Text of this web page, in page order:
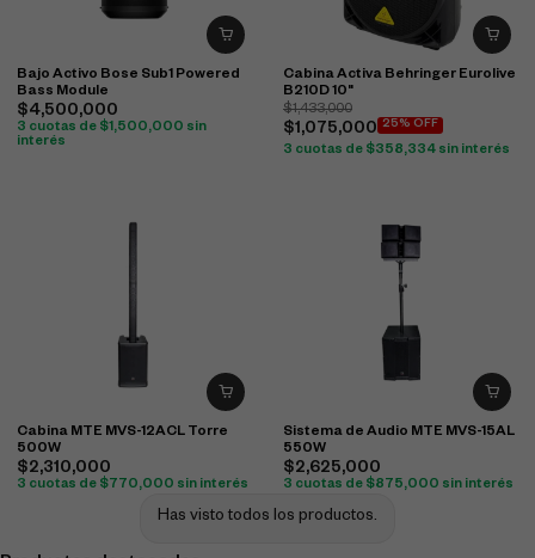
Bajo Activo Bose Sub1 Powered
Bass Module
$4,500,000
3 cuotas de $1,500,000 sin
interés
Cabina Activa Behringer Eurolive
B210D 10"
$1,433,000
$1,075,000 25% OFF
3 cuotas de $358,334 sin interés
Cabina MTE MVS-12ACL Torre
500W
$2,310,000
3 cuotas de $ 770,000 sin interés
Sistema de Audio MTE MVS-15AL
550W
$2,625,000
3 cuotas de $875,000 sin interés
Has visto todos los productos.